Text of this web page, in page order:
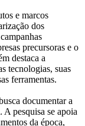
e marcos
dos
precursoras e o
destaca a
tecnologias, suas
ferramentas.
documentar a
A pesquisa se apoia
da época,